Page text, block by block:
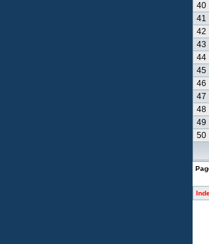
40
41
42
43
44
45
46
47
48
49
50